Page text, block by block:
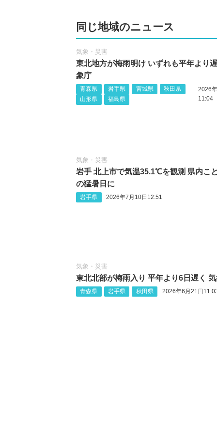
同じ地域のニュース
気象・災害
東北地方が梅雨明け いずれも平年より
象庁
青森県 岩手県 宮城県
秋田県
山形県
福島県
2026
11:04
気象・災害
岩手 北上市で気温35.1℃を観測 県内こ
の猛暑日に
岩手県 2026年7月10日12:51
気象・災害
東北北部が梅雨入り 平年より6日遅く
青森県 岩手県 秋田県 2026年6月21日